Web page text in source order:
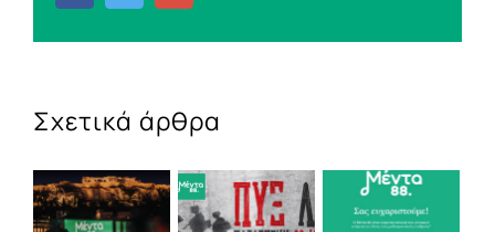
Σχετικά άρθρα